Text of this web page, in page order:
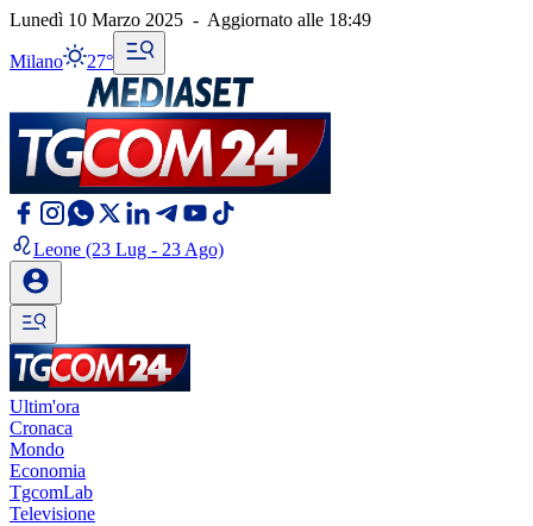
Lunedì 10 Marzo 2025 - Aggiornato alle 18:49
Milano 27°
Leone (23 Lug - 23 Ago)
Ultim'ora
Cronaca
Mondo
Economia
TgcomLab
Televisione